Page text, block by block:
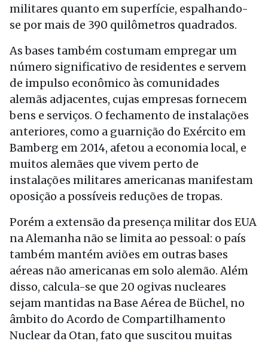
militares quanto em superfície, espalhando-
se por mais de 390 quilômetros quadrados.
As bases também costumam empregar um
número significativo de residentes e servem
de impulso econômico às comunidades
alemãs adjacentes, cujas empresas fornecem
bens e serviços. O fechamento de instalações
anteriores, como a guarnição do Exército em
Bamberg em 2014, afetou a economia local, e
muitos alemães que vivem perto de
instalações militares americanas manifestam
oposição a possíveis reduções de tropas.
Porém a extensão da presença militar dos EUA
na Alemanha não se limita ao pessoal: o país
também mantém aviões em outras bases
aéreas não americanas em solo alemão. Além
disso, calcula-se que 20 ogivas nucleares
sejam mantidas na Base Aérea de Büchel, no
âmbito do Acordo de Compartilhamento
Nuclear da Otan, fato que suscitou muitas